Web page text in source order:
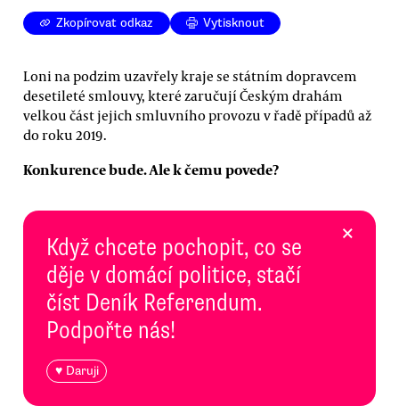
Zkopírovat odkaz Vytisknout
Loni na podzim uzavřely kraje se státním dopravcem
desetileté smlouvy, které zaručují Českým drahám
velkou část jejich smluvního provozu v řadě případů až
do roku 2019.
Konkurence bude. Ale k čemu povede?
Když chcete pochopit, co se
děje v domácí politice, stačí
číst Deník Referendum.
Podpořte nás!
♥ Daruji
×